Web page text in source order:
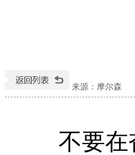
来源：摩尔森
不要在